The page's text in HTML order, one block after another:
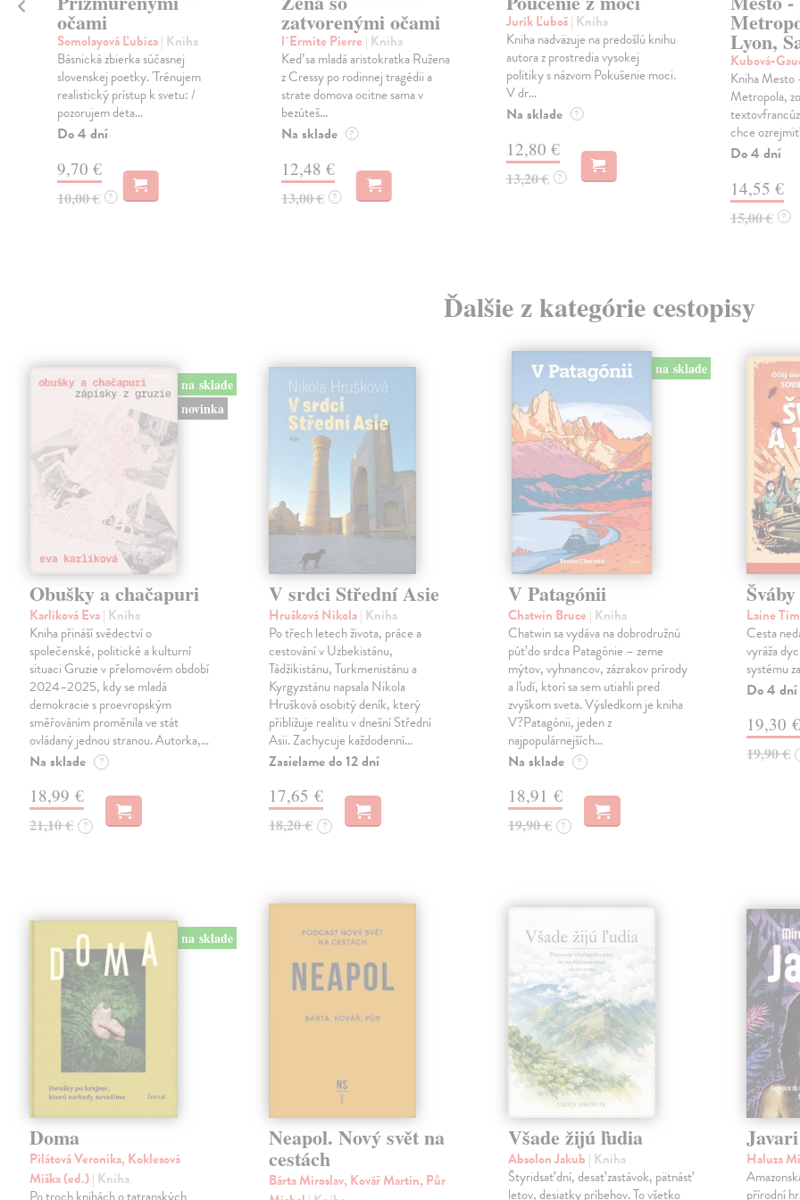
očami
Somolayová Ľubica| Kniha
Básnická zbierka súčasnej
slovenskej poetky. 'Trénujem
realistický prístup k svetu: /
pozorujem deta...
Do 4 dní
9,70 €
10,00 € ?
zatvorenými očami
l´Ermite Pierre | Kniha
Keď sa mladá aristokratka Ružena
z Cressy po rodinnej tragédii a
strate domova ocitne sama v
bezúteš...
Na sklade ?
12,48 €
13,00 € ?
Jurík Ľuboš| Kniha
Kniha nadväzuje na predošlú knihu
autora z prostredia vysokej
politiky s názvom Pokušenie moci.
V dr...
Na sklade ?
12,80 €
13,20 € ?
Lyon,
Kubová-
Kniha
Metropola,
chce
Do 4 dní
14,55 €
15,00 € ?
Ďalšie z kategórie cestopisy
na sklade
novinka
Obušky a chačapuri
Karlíková Eva| Kniha
Kniha přináší svědectví o
společenské, politické a kulturní
situaci Gruzie v přelomovém období
2024–2025, kdy se mladá
demokracie s proevropským
směřováním proměnila ve stát
ovládaný jednou stranou. Autorka,…
Na sklade ?
18,99 €
21,10 € ?
V srdci Střední Asie
Hrušková Nikola| Kniha
Po třech letech života, práce a
cestování v Uzbekistánu,
Tádžikistánu, Turkmenistánu a
Kyrgyzstánu napsala Nikola
Hrušková osobitý deník, který
přibližuje realitu v dnešní Střední
Asii. Zachycuje každodenní…
Zasielame do 12 dní
17,65 €
18,20 € ?
na sklade
V Patagónii
Chatwin Bruce | Kniha
Chatwin sa vydáva na dobrodružnú
púť do srdca Patagónie – zeme
mýtov, vyhnancov, zázrakov prírody
a ľudí, ktorí sa sem utiahli pred
zvyškom sveta. Výsledkom je kniha
V?Patagónii, jeden z
najpopulárnejších…
Na sklade ?
18,91 €
19,90 € ?
Laine
Cesta
vyráža
systému
Do 4 dní
19,30
19,90 €
na sklade
Doma
Pilátová Veronika, Koklesová
Miška (ed.)| Kniha
Neapol. Nový svět na
cestách
Bárta Miroslav, Kovář Martin, Půr
Všade žijú ľudia
Absolon Jakub | Kniha
Štyridsať dní, desať zastávok, pätnásť
letov, desiatky príbehov. To všetko
Javari
Haluza
přírodní